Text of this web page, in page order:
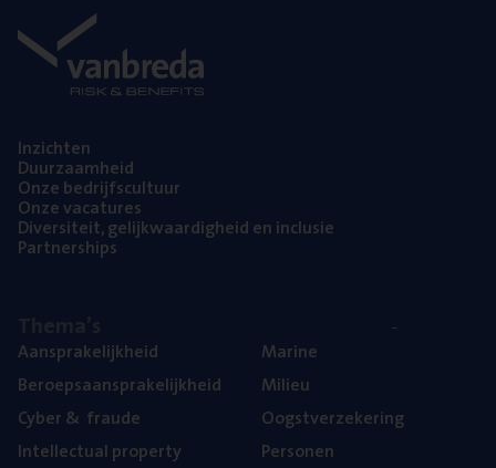
Inzich­ten
Duur­zaam­heid
Onze bedrijfs­cul­tuur
Onze vaca­tu­res
Diver­si­teit, gelijk­waar­dig­heid en inclusie
Part­ner­ships
Aan­spra­ke­lijk­heid
Beroeps­aan­spra­ke­lijk­heid
Cyber& fraude
Intel­lec­tu­al property
Mari­ne
Mili­eu
Oogst­ver­ze­ke­ring
Per­so­nen